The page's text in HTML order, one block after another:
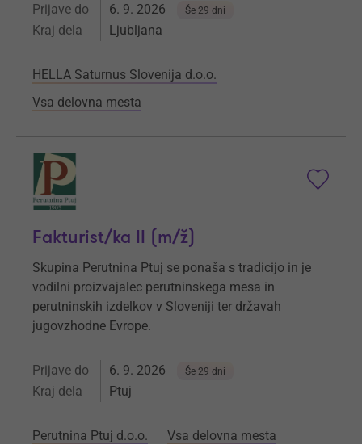
Prijave do 6. 9. 2026 Še 29 dni
Kraj dela Ljubljana
HELLA Saturnus Slovenija d.o.o.
Vsa delovna mesta
Fakturist/ka II (m/ž)
Skupina Perutnina Ptuj se ponaša s tradicijo in je
vodilni proizvajalec perutninskega mesa in
perutninskih izdelkov v Sloveniji ter državah
jugovzhodne Evrope.
Prijave do 6. 9. 2026 Še 29 dni
Kraj dela Ptuj
Perutnina Ptuj d.o.o. Vsa delovna mesta